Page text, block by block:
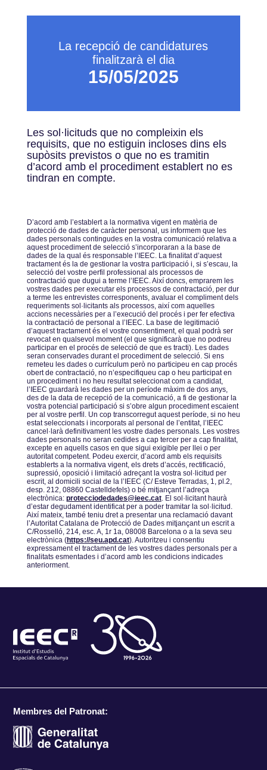
La recepció de candidatures
finalitzarà el dia
15/05/2025
Les sol·licituds que no compleixin els
requisits, que no estiguin incloses dins els
supòsits previstos o que no es tramitin
d’acord amb el procediment establert no es
tindran en compte.
Dʼacord amb lʼestablert a la normativa vigent en matèria de
protecció de dades de caràcter personal, us informem que les
dades personals contingudes en la vostra comunicació relativa a
aquest procediment de selecció sʼincorporaran a la base de
dades de la qual és responsable lʼIEEC. La finalitat dʼaquest
tractament és la de gestionar la vostra participació i, si sʼescau, la
selecció del vostre perfil professional als processos de
contractació que dugui a terme lʼIEEC. Així doncs, emprarem les
vostres dades per executar els processos de contractació, per dur
a terme les entrevistes corresponents, avaluar el compliment dels
requeriments sol·licitants als processos, així com aquelles
accions necessàries per a lʼexecució del procés i per fer efectiva
la contractació de personal a lʼIEEC. La base de legitimació
dʼaquest tractament és el vostre consentiment, el qual podrà ser
revocat en qualsevol moment (el que significarà que no podreu
participar en el procés de selecció de que es tracti). Les dades
seran conservades durant el procediment de selecció. Si ens
remeteu les dades o currículum però no participeu en cap procés
obert de contractació, no nʼespecifiqueu cap o heu participat en
un procediment i no heu resultat seleccionat com a candidat,
lʼIEEC guardarà les dades per un període màxim de dos anys,
des de la data de recepció de la comunicació, a fi de gestionar la
vostra potencial participació si sʼobre algun procediment escaient
per al vostre perfil. Un cop transcorregut aquest període, si no heu
estat seleccionats i incorporats al personal de lʼentitat, lʼIEEC
cancel·larà definitivament les vostre dades personals. Les vostres
dades personals no seran cedides a cap tercer per a cap finalitat,
excepte en aquells casos en que sigui exigible per llei o per
autoritat competent. Podeu exercir, dʼacord amb els requisits
establerts a la normativa vigent, els drets dʼaccés, rectificació,
supressió, oposició i limitació adreçant la vostra sol·licitud per
escrit, al domicili social de la lʼIEEC (C/ Esteve Terradas, 1, pl.2,
desp. 212, 08860 Castelldefels) o bé mitjançant lʼadreça
electrònica: protecciodedades@ieec.cat. El sol·licitant haurà
dʼestar degudament identificat per a poder tramitar la sol·licitud.
Així mateix, també teniu dret a presentar una reclamació davant
lʼAutoritat Catalana de Protecció de Dades mitjançant un escrit a
C/Rosselló, 214, esc. A, 1r 1a, 08008 Barcelona o a la seva seu
electrònica (https://seu.apd.cat). Autoritzeu i consentiu
expressament el tractament de les vostres dades personals per a
finalitats esmentades i dʼacord amb les condicions indicades
anteriorment.
Membres del Patronat: